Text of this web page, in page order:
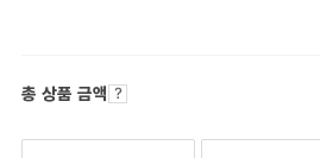
총 상품 금액